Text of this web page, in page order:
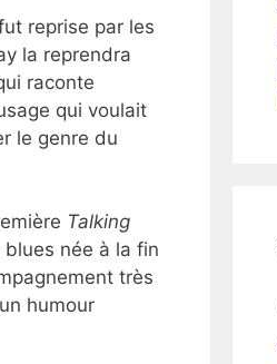
reprise par les
la reprendra
raconte
qui voulait
le genre du
Talking
blues née à la fin
très
humour